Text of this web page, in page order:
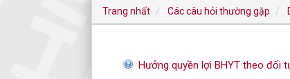
Trang nhất Các câu hỏi thường gặp
Hưởng quyền lợi BHYT theo đối